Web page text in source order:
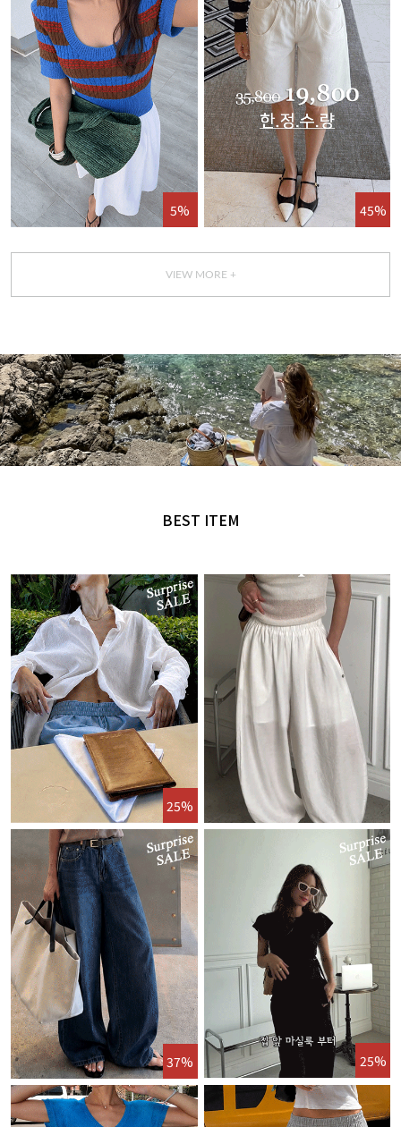
5% 45%
VIEW MORE +
MADE by NANING9
BEST ITEM
25%
37% 25%